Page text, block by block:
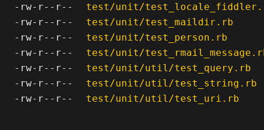
-rw-r--r--
test/unit/
-rw-r--r--
test/unit/test_maildir.rb
-rw-r--r--
test/unit/test_person.rb
-rw-r--r--
test/unit/
-rw-r--r--
test/unit/util/test_query.rb
-rw-r--r--
test/unit/util/test_string.rb
-rw-r--r--
test/unit/util/test_uri.rb